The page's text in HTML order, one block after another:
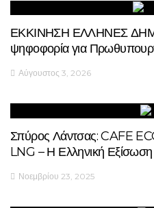
ΕΚΚΙΝΗΣΗ ΕΛΛΗΝΕΣ
ψηφοφορία για
Αύγουστος 3, 2026
Σπύρος Λάντσας: CAFE
LNG – Η Ελληνική
Νοεμβρίου 23, 2025